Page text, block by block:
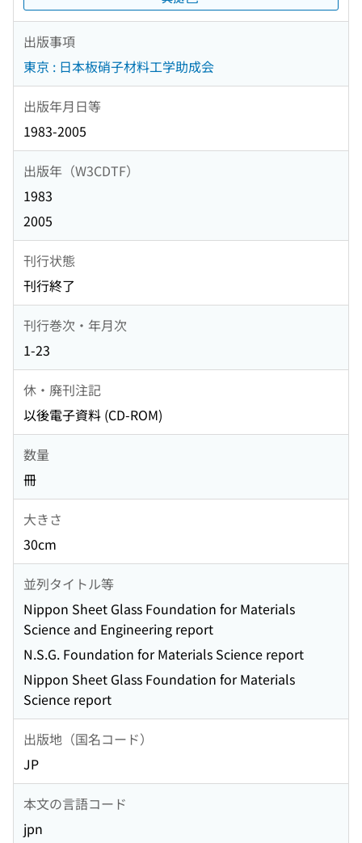
出版事項
東京 : 日本板硝子材料工学助成会
出版年月日等
1983-2005
出版年（W3CDTF）
1983
2005
刊行状態
刊行終了
刊行巻次・年月次
1-23
休・廃刊注記
以後電子資料 (CD-ROM)
数量
冊
大きさ
30cm
並列タイトル等
Nippon Sheet Glass Foundation for Materials
Science and Engineering report
N.S.G. Foundation for Materials Science report
Nippon Sheet Glass Foundation for Materials
Science report
出版地（国名コード）
JP
本文の言語コード
jpn